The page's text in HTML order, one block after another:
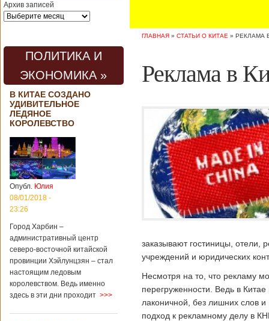
Архив записей
ПОЛИТИКА И
ЭКОНОМИКА »
В КИТАЕ СОЗДАНО
УДИВИТЕЛЬНОЕ
ЛЕДЯНОЕ
КОРОЛЕВСТВО
Опубл. Юлия
08/01/2018 -
23:26
Город Харбин –
административный центр
северо-восточной китайской
провинции Хэйлунцзян – стал
настоящим ледовым
королевством. Ведь именно
здесь в эти дни проходит >>>
ГЛАВНАЯ » СТАТЬИ О КИТАЕ » РЕКЛАМА
Реклама в
заказывают гостиницы,
учреждений и юридических
Несмотря на то, что рекламу
перегруженности. Ведь в
лаконичной, без лишних слов
подход к рекламному делу в